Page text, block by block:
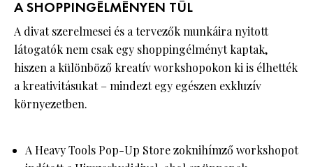
A SHOPPINGÉLMÉNYEN TÚL
A divat szerelmesei és a tervezők munkáira nyitott
látogatók nem csak egy shoppingélményt kaptak,
hiszen a különböző kreatív workshopokon ki is élhették
a kreativitásukat – mindezt egy egészen exkluzív
környezetben.
A Heavy Tools Pop-Up Store zoknihímző workshopot